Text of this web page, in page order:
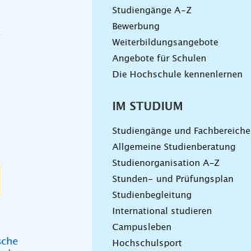
Studiengänge A–Z
Bewerbung
Weiterbildungsangebote
Angebote für Schulen
Die Hochschule kennenlernen
IM STUDIUM
Studiengänge und Fachbereiche
Allgemeine Studienberatung
Studienorganisation A-Z
Stunden- und Prüfungsplan
Studienbegleitung
International studieren
Campusleben
Hochschulsport